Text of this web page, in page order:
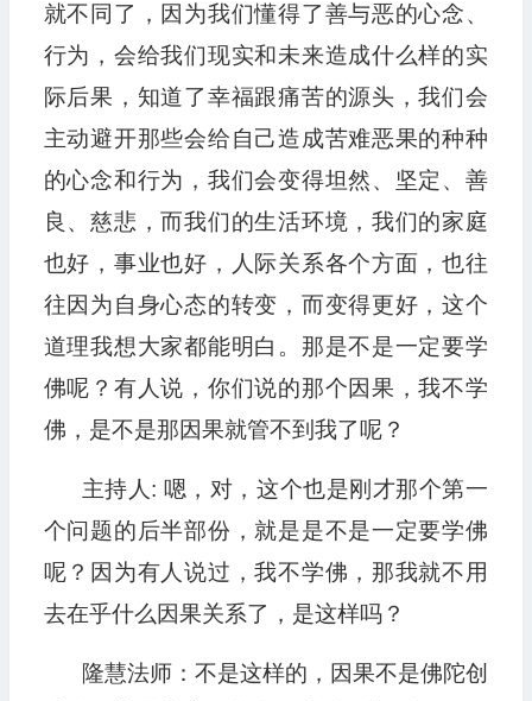
就不同了，因为我们懂得了善与恶的心念、
行为，会给我们现实和未来造成什么样的实
际后果，知道了幸福跟痛苦的源头，我们会
主动避开那些会给自己造成苦难恶果的种种
的心念和行为，我们会变得坦然、坚定、善
良、慈悲，而我们的生活环境，我们的家庭
也好，事业也好，人际关系各个方面，也往
往因为自身心态的转变，而变得更好，这个
道理我想大家都能明白。那是不是一定要学
佛呢？有人说，你们说的那个因果，我不学
佛，是不是那因果就管不到我了呢？
主持人: 嗯，对，这个也是刚才那个第一
个问题的后半部份，就是是不是一定要学佛
呢？因为有人说过，我不学佛，那我就不用
去在乎什么因果关系了，是这样吗？
隆慧法师：不是这样的，因果不是佛陀创